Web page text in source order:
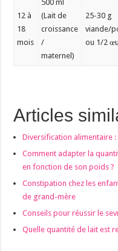
12 à
18
mois
500 ml
(Lait de
croissance
/
maternel)
25-30 g
viande/
ou 1/2
Articles
Diversification alimentaire
Comment adapter la
en fonction de son poids ?
Constipation chez les
de grand-mère
Conseils pour réussir le
Quelle quantité de lait est